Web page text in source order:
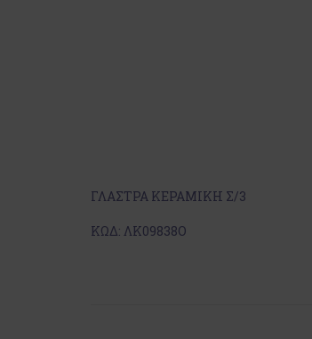
ΓΛΑΣΤΡΑ ΚΕΡΑΜΙΚΗ Σ/3
ΚΩΔ: ΛΚ09838Ο